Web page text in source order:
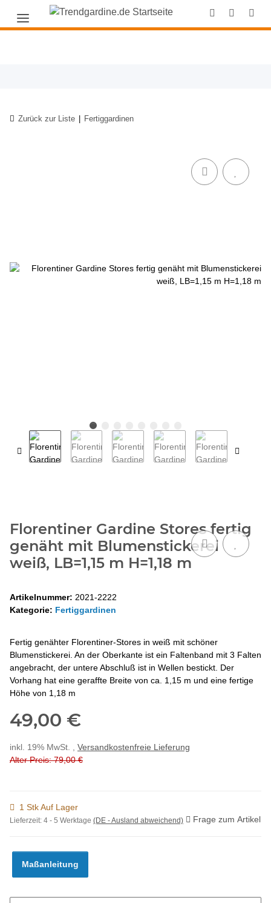
Zurück zur Liste Fertiggardinen
Florentiner Gardine Stores fertig
genäht mit Blumenstickerei
weiß, LB=1,15 m H=1,18 m
Artikelnummer: 2021-2222
Kategorie: Fertiggardinen
Fertig genähter Florentiner-Stores in weiß mit schöner
Blumenstickerei. An der Oberkante ist ein Faltenband mit 3 Falten
angebracht, der untere Abschluß ist in Wellen bestickt. Der
Vorhang hat eine geraffte Breite von ca. 1,15 m und eine fertige
Höhe von 1,18 m
49,00 €
inkl. 19% MwSt. , Versandkostenfreie Lieferung
Alter Preis: 79,00 €
1 Stk Auf Lager
Lieferzeit: 4 - 5 Werktage (DE - Ausland abweichend) Frage zum Artikel
Maßanleitung